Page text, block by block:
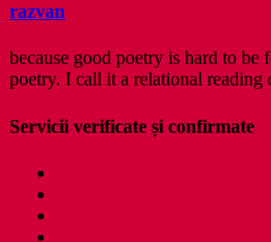
razvan
because good poetry is hard to
poetry. I call it a relational reading
Servicii verificate și confirmate